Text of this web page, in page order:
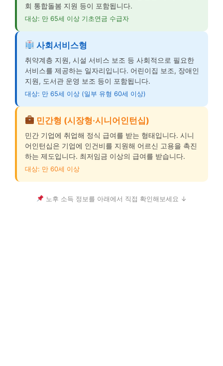
회 통합돌봄 지원 등이 포함됩니다.
대상: 만 65세 이상 기초연금 수급자
사회서비스형
취약계층 지원, 시설 서비스 보조 등 사회적으로 필요한
서비스를 제공하는 일자리입니다. 어린이집 보조, 장애인
지원, 도서관 운영 보조 등이 포함됩니다.
대상: 만 65세 이상 (일부 유형 60세 이상)
민간형 (시장형·시니어인턴십)
민간 기업에 취업해 정식 급여를 받는 형태입니다. 시니
어인턴십은 기업에 인건비를 지원해 어르신 고용을 촉진
하는 제도입니다. 최저임금 이상의 급여를 받습니다.
대상: 만 60세 이상
노후 소득 정보를 아래에서 직접 확인해보세요 ↓